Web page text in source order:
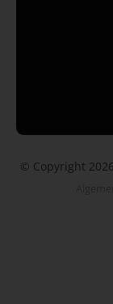
© Copyright